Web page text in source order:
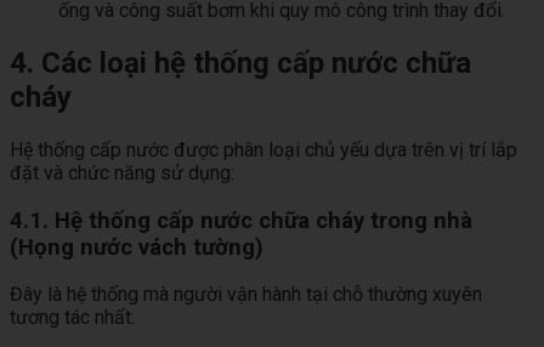
ống và công suất bơm khi quy mô công trình thay đổi.
4. Các loại hệ thống cấp nước chữa
cháy
Hệ thống cấp nước được phân loại chủ yếu dựa trên vị trí lắp
đặt và chức năng sử dụng:
4.1. Hệ thống cấp nước chữa cháy trong nhà
(Họng nước vách tường)
Đây là hệ thống mà người vận hành tại chỗ thường xuyên
tương tác nhất.